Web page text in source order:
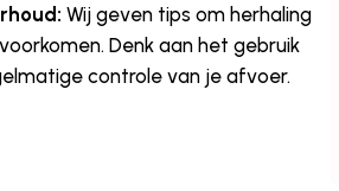
Wij geven tips om herhaling
Denk aan het gebruik
controle van je afvoer.